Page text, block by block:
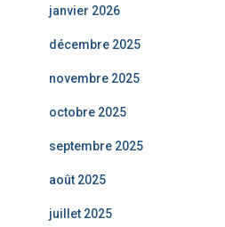
janvier 2026
décembre 2025
novembre 2025
octobre 2025
septembre 2025
août 2025
juillet 2025